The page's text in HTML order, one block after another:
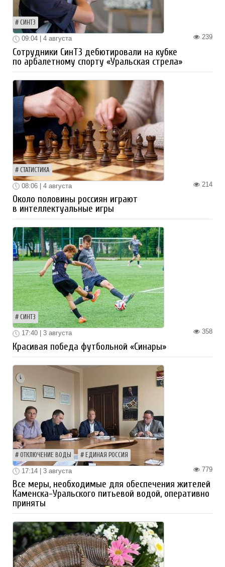
СИНТЗ
239
09:04 | 4 августа
Сотрудники СинТЗ дебютировали на кубке
по арбалетному спорту «Уральская стрела»
СТАТИСТИКА
214
08:06 | 4 августа
Около половины россиян играют
в интеллектуальные игры
СИНТЗ
358
17:40 | 3 августа
Красивая победа футбольной «Синары»
ОТКЛЮЧЕНИЕ ВОДЫ ЕДИНАЯ РОССИЯ
779
17:14 | 3 августа
Все меры, необходимые для обеспечения жителей
Каменска-Уральского питьевой водой, оперативно
приняты